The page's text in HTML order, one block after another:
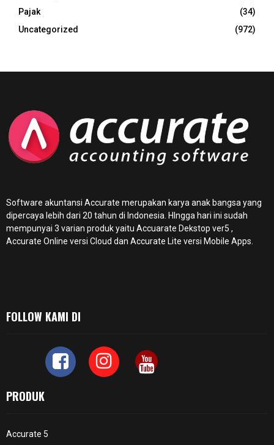
Pajak
(34)
Uncategorized
(972)
Software akuntansi Accurate merupakan karya anak bangsa yang
dipercaya lebih dari 20 tahun di Indonesia. HIngga hari ini sudah
mempunyai 3 varian produk yaitu Accuarate Dekstop ver5 ,
Accurate Online versi Cloud dan Accurate Lite versi Mobile Apps.
FOLLOW KAMI DI
PRODUK
Accurate 5